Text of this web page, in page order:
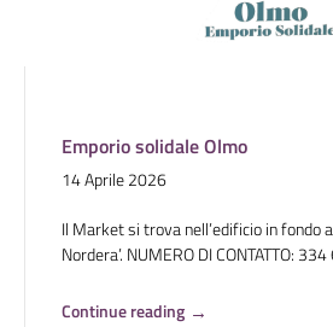
Emporio solidale Olmo
14 Aprile 2026
Il Market si trova nell’edificio in fondo
Nordera’. NUMERO DI CONTATTO:
Continue reading →